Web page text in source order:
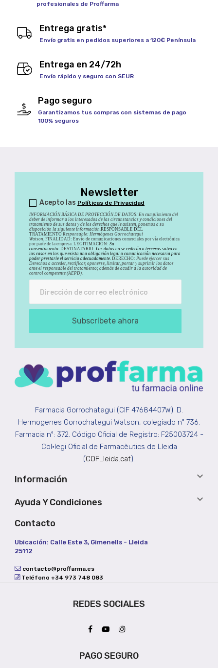
profesionales de Proffarma
Entrega gratis*
Envío gratis en pedidos superiores a 120€ Península
Entrega en 24/72h
Envío rápido y seguro con SEUR
Pago seguro
Garantizamos tus compras con sistemas de pago
100% seguros
Newsletter
Acepto las Políticas de Privacidad
INFORMACIÓN BÁSICA DE PROTECCIÓN DE DATOS: En cumplimiento del
deber de informar a los interesados de las circunstancias y condiciones del
tratamiento de sus datos y de los derechos que le asisten, ponemos a su
disposición la siguiente información.RESPONSABLE DEL
TRATAMIENTO Responsable: Hermógenes Gorrochategui
Watson, FINALIDAD: Envío de comunicaciones comerciales por vía electrónica
por parte de la empresa. LEGITIMACIÓN: Su
consentimiento. DESTINATARIO: Los datos no se cederán a terceros salvo en
los casos en los que exista una obligación legal o comunicación necesaria para
poder prestarle el servicio adecuadamente. DERECHO: Puede ejercer sus
Derechos a acceder, rectificar, oponerse, limitar, portar y suprimir los datos
ante el responsable del tratamiento; además de acudir a la autoridad de
control competente (AEPD).
Subscríbete ahora
Farmacia Gorrochategui (CIF 47684407W). D.
Hermogenes Gorrochategui Watson, colegiado nº 736.
Farmacia nº: 372. Código Oficial de Registro: F25003724 -
Col•legi Oficial de Farmacèutics de Lleida
(COFLleida.cat).
Información 
Ayuda Y Condiciones 
Contacto
Ubicación: Calle Este 3, Gimenells - Lleida
25112
contacto@proffarma.es
Teléfono +34 973 748 083
REDES SOCIALES
PAGO SEGURO